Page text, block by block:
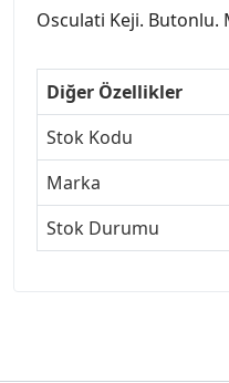
Osculati Keji. Butonlu.
Diğer Özellikler
Stok Kodu
Marka
Stok Durumu